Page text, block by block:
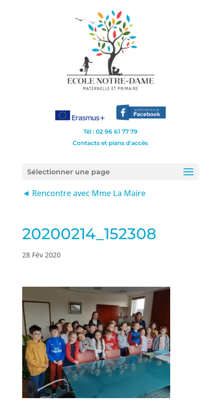
Tél : 02 96 61 77 79
Contacts et plans d'accès
Sélectionner une page
◄ Rencontre avec Mme La Maire
20200214_152308
28 Fév 2020